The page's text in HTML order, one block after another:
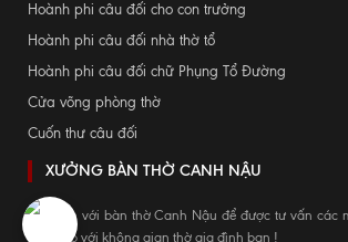
Hoành phi câu đối cho con trưởng
Hoành phi câu đối nhà thờ tổ
Hoành phi câu đối chữ Phụng Tổ Đường
Cửa võng phòng thờ
Cuốn thư câu đối
XƯỞNG BÀN THỜ CANH NẬU
Hãy đến với bàn thờ Canh Nậu để được tư vấn các
phù hợp với không gian thờ gia đình bạn !